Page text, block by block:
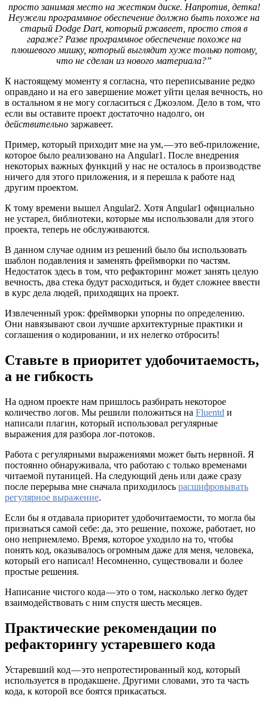
просто занимая место на жестком диске. Напротив, детка!
Неужели программное обеспечение должно быть похоже на
старый Dodge Dart, который ржавеет, просто стоя в
гараже? Разве программное обеспечение похоже на
плюшевого мишку, который выглядит хуже только потому,
что не сделан из нового материала?”
К настоящему моменту я согласна, что переписывание редко
оправдано и на его завершение может уйти целая вечность, но
в остальном я не могу согласиться с Джоэлом. Дело в том, что
если вы оставите проект достаточно надолго, он
действительно заржавеет.
Пример, который приходит мне на ум, — это веб-приложение,
которое было реализовано на Angular1. После внедрения
некоторых важных функций у нас не осталось в производстве
ничего для этого приложения, и я перешла к работе над
другим проектом.
К тому времени вышел Angular2. Хотя Angular1 официально
не устарел, библиотеки, которые мы использовали для этого
проекта, теперь не обслуживаются.
В данном случае одним из решений было бы использовать
шаблон подавления и заменять фреймворки по частям.
Недостаток здесь в том, что рефакторинг может занять целую
вечность, два стека будут расходиться, и будет сложнее ввести
в курс дела людей, приходящих на проект.
Извлеченный урок: фреймворки упорны по определению.
Они навязывают свои лучшие архитектурные практики и
соглашения о кодировании, и их нелегко отбросить!
Ставьте в приоритет удобочитаемость,
а не гибкость
На одном проекте нам пришлось разбирать некоторое
количество логов. Мы решили положиться на Fluentd и
написали плагин, который использовал регулярные
выражения для разбора лог-потоков.
Работа с регулярными выражениями может быть нервной. Я
постоянно обнаруживала, что работаю с только временами
читаемой путаницей. На следующий день или даже сразу
после перерыва мне сначала приходилось расшифровывать
регулярное выражение.
Если бы я отдавала приоритет удобочитаемости, то могла бы
признаться самой себе: да, это решение, похоже, работает, но
оно неприемлемо. Время, которое уходило на то, чтобы
понять код, оказывалось огромным даже для меня, человека,
который его написал! Несомненно, существовали и более
простые решения.
Написание чистого кода — это о том, насколько легко будет
взаимодействовать с ним спустя шесть месяцев.
Практические рекомендации по
рефакторингу устаревшего кода
Устаревший код — это непротестированный код, который
используется в продакшене. Другими словами, это та часть
кода, к которой все боятся прикасаться.